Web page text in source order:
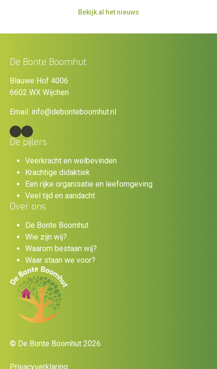
Bekijk al het nieuws
De Bonte Boomhut
Blauwe Hof 4006
6602 WX Wijchen
Email: info@debonteboomhut.nl
Facebook LinkedIn
De pijlers
Veerkracht en welbevinden
Krachtige didaktiek
Een rijke organisatie en leefomgeving
Veel tijd en aandacht
Over ons
De Bonte Boomhut
Wie zijn wij?
Waarom bestaan wij?
Waar staan we voor?
© De Bonte Boomhut 2026
Privacyverklaring